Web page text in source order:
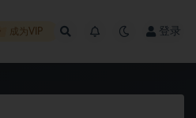
成为VIP 登录